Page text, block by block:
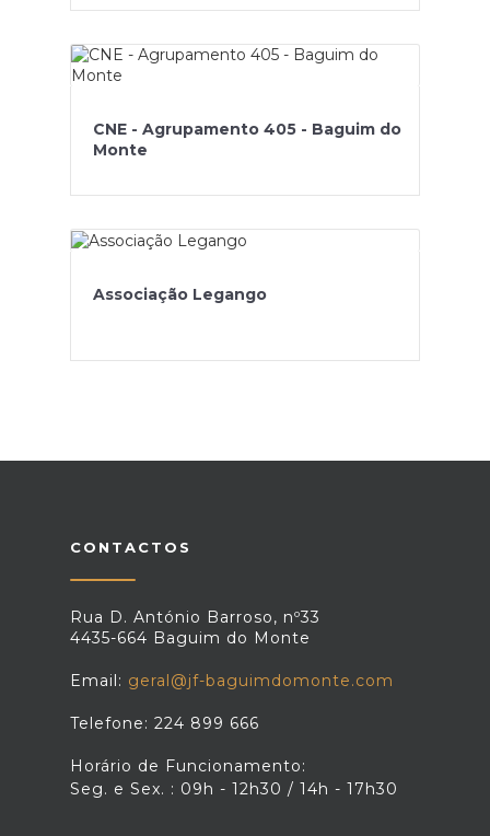
CNE - Agrupamento 405 - Baguim do
Monte
Associação Legango
CONTACTOS
Rua D. António Barroso, nº33
4435-664 Baguim do Monte
Email: geral@jf-baguimdomonte.com
Telefone: 224 899 666
Horário de Funcionamento:
Seg. e Sex. : 09h - 12h30 / 14h - 17h30